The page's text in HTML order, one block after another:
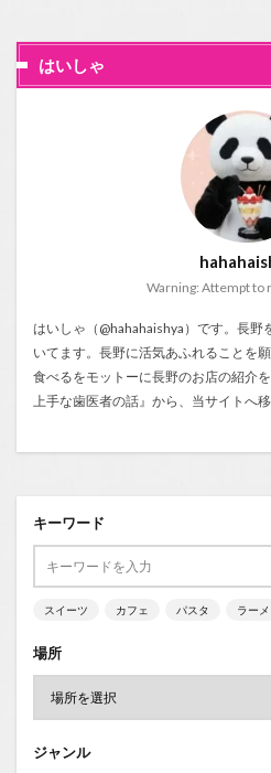
はいしゃ
Warning: Attempt to
はいしゃ（@hahahaishya）です。長
いてます。長野に活気あふれることを
食べるをモットーに長野のお店の紹介
上手な歯医者の話』から、当サイトへ移
キーワード
スイーツ カフェ パスタ ラー
場所
ジャンル